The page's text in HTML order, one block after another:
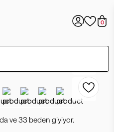
0
ve 33 beden giyiyor.